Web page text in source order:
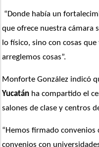
“Donde había un
que ofrece nuestra cámara
lo físico, sino con cosas
arreglemos cosas”.
Monforte González indicó
Yucatán ha compartido el
salones de clase y centros
“Hemos firmado
convenios con